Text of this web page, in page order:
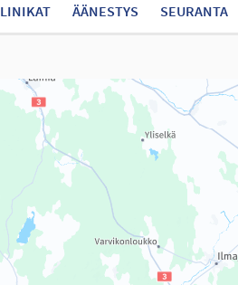
ÄÄNESTYS SEURANTA
joka esittää tämän sivun tietueet